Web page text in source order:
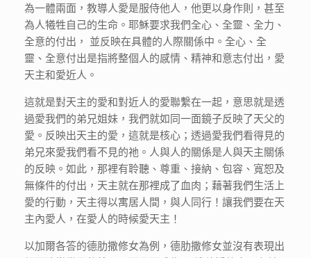
為一體兩面，教導人愛是服侍他人，他更以身作則，甚至
為人犧牲自己的生命。耶穌要求我們全心、全靈、全力、
全意的付出， 並反映在具體的人際關係中。全心、全
靈、全意付出是指將整個人的感情、精神和意志付出，愛
天主和愛近人。
這就是對天主的愛和對近人的愛聯繫在一起，意思就是透
過愛我們的弟兄姐妹，我們就如同一面鏡子反映了天父的
愛。反映出天主的愛，這就是核心；透過愛我們看得見的
弟兄來愛我們看不見的祂。人與人的關係是人與天主關係
的反映。如此，那裡有聆聽、尊重、接納、包容、寬恕及
無條件的付出，天主就在那裡成了血肉；藉著我們生活上
愛的行動，天主得以寓居人間，與人同行！讓我們要在天
主內愛人，在愛人的時候愛天主！
以加爾各答的德肋撒修女為例，德肋撒修女並沒有表現出